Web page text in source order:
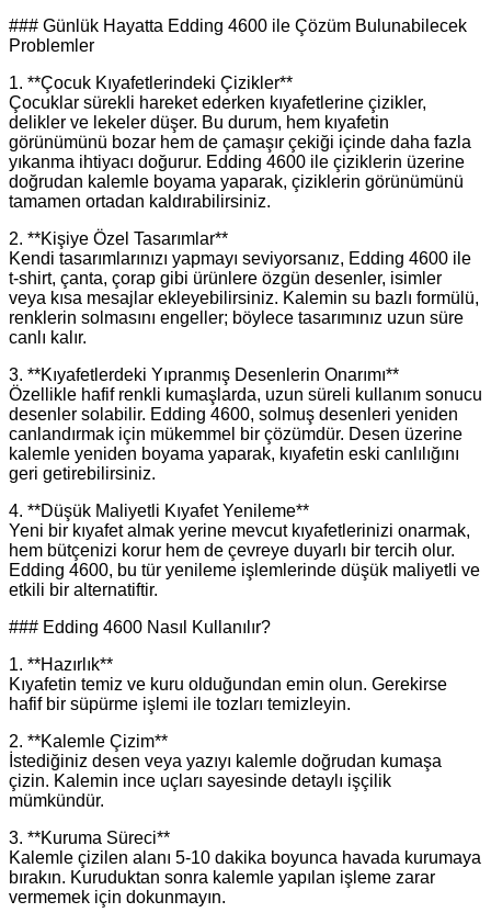
### Günlük Hayatta Edding 4600 ile Çözüm Bulunabilecek
Problemler
1. **Çocuk Kıyafetlerindeki Çizikler**
Çocuklar sürekli hareket ederken kıyafetlerine çizikler,
delikler ve lekeler düşer. Bu durum, hem kıyafetin
görünümünü bozar hem de çamaşır çekiği içinde daha fazla
yıkanma ihtiyacı doğurur. Edding 4600 ile çiziklerin üzerine
doğrudan kalemle boyama yaparak, çiziklerin görünümünü
tamamen ortadan kaldırabilirsiniz.
2. **Kişiye Özel Tasarımlar**
Kendi tasarımlarınızı yapmayı seviyorsanız, Edding 4600 ile
t-shirt, çanta, çorap gibi ürünlere özgün desenler, isimler
veya kısa mesajlar ekleyebilirsiniz. Kalemin su bazlı formülü,
renklerin solmasını engeller; böylece tasarımınız uzun süre
canlı kalır.
3. **Kıyafetlerdeki Yıpranmış Desenlerin Onarımı**
Özellikle hafif renkli kumaşlarda, uzun süreli kullanım sonucu
desenler solabilir. Edding 4600, solmuş desenleri yeniden
canlandırmak için mükemmel bir çözümdür. Desen üzerine
kalemle yeniden boyama yaparak, kıyafetin eski canlılığını
geri getirebilirsiniz.
4. **Düşük Maliyetli Kıyafet Yenileme**
Yeni bir kıyafet almak yerine mevcut kıyafetlerinizi onarmak,
hem bütçenizi korur hem de çevreye duyarlı bir tercih olur.
Edding 4600, bu tür yenileme işlemlerinde düşük maliyetli ve
etkili bir alternatiftir.
### Edding 4600 Nasıl Kullanılır?
1. **Hazırlık**
Kıyafetin temiz ve kuru olduğundan emin olun. Gerekirse
hafif bir süpürme işlemi ile tozları temizleyin.
2. **Kalemle Çizim**
İstediğiniz desen veya yazıyı kalemle doğrudan kumaşa
çizin. Kalemin ince uçları sayesinde detaylı işçilik
mümkündür.
3. **Kuruma Süreci**
Kalemle çizilen alanı 5-10 dakika boyunca havada kurumaya
bırakın. Kuruduktan sonra kalemle yapılan işleme zarar
vermemek için dokunmayın.